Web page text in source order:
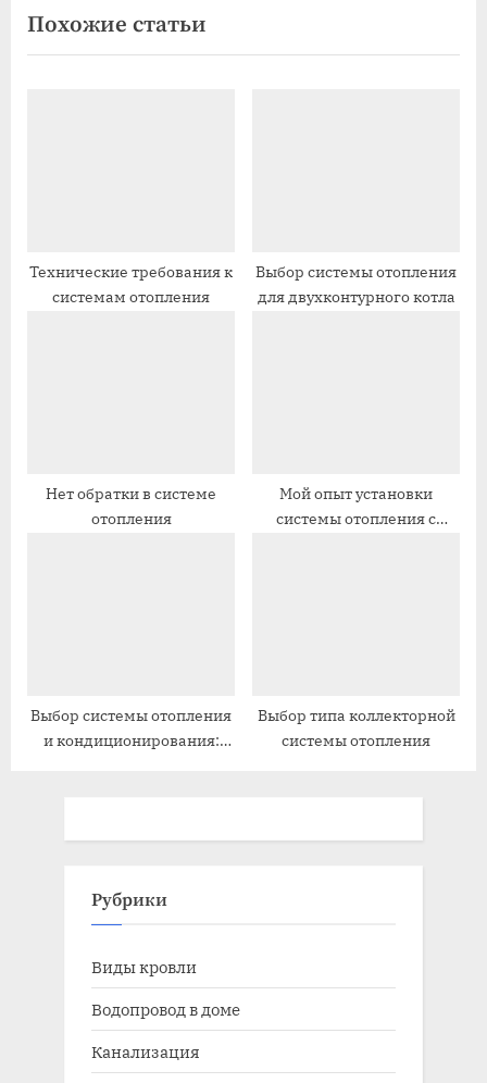
ы
д
п
д
у
п
и
Похожие статьи
Технические требования к
системам отопления
Выбор системы отопления
для двухконтурного котла
Нет обратки в системе
отопления
Мой опыт установки
системы отопления с
Выбор системы отопления
и кондиционирования:
Выбор типа коллекторной
системы отопления
Рубрики
Виды кровли
Водопровод в доме
Канализация